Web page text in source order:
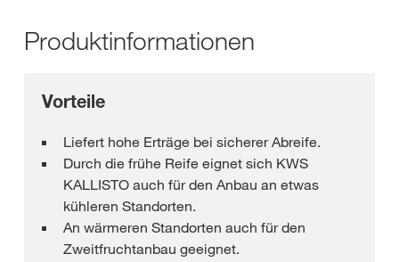
Produktinformationen
Vorteile
Liefert hohe Erträge bei sicherer Abreife.
Durch die frühe Reife eignet sich KWS
KALLISTO auch für den Anbau an etwas
kühleren Standorten.
An wärmeren Standorten auch für den
Zweitfruchtanbau geeignet.